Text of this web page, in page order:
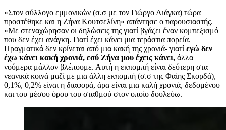
«Στον σύλλογο εμμονικών (σ.σ με τον Γιώργο Λιάγκα) τώρα
προστέθηκε και η Ζήνα Κουτσελίνη» απάντησε ο παρουσιαστής.
«Με στεναχώρησαν οι δηλώσεις της γιατί βγάζει έναν κομπεξισμό
που δεν έχει ανάγκη. Γιατί έχει κάνει μια τεράστια πορεία.
Πραγματικά δεν κρίνεται από μια κακή της χρονιά- γιατί εγώ δεν
έχω κάνει κακή χρονιά, εσύ Ζήνα μου έχεις κάνει, άλλα
νούμερα μάλλον βλέπουμε. Αυτή η εκπομπή είναι δεύτερη στα
νεανικά κοινά μαζί με μια άλλη εκπομπή (σ.σ της Φαίης Σκορδά),
0,1%, 0,2% είναι η διαφορά, άρα είναι μια καλή χρονιά, δεδομένου
και του μέσου όρου του σταθμού στον οποίο δουλεύω.